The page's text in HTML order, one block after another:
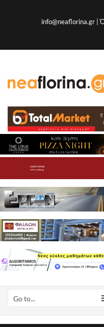
info@neaflorina.gr |
Go to...